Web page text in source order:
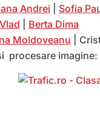
Andrei Sofia
Berta Dima
Moldoveanu |
procesare